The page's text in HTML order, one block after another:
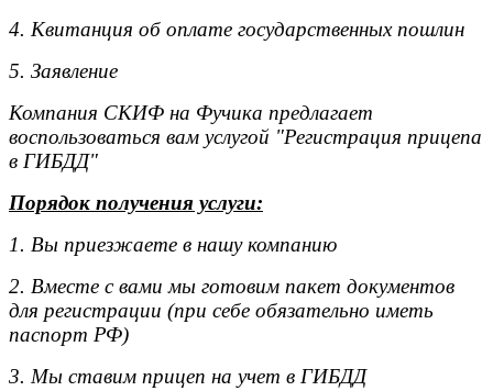
4. Квитанция об оплате государственных пошлин
5. Заявление
Компания СКИФ на Фучика предлагает
воспользоваться вам услугой "Регистрация прицепа
в ГИБДД"
Порядок получения услуги:
1. Вы приезжаете в нашу компанию
2. Вместе с вами мы готовим пакет документов
для регистрации (при себе обязательно иметь
паспорт РФ)
3. Мы ставим прицеп на учет в ГИБДД